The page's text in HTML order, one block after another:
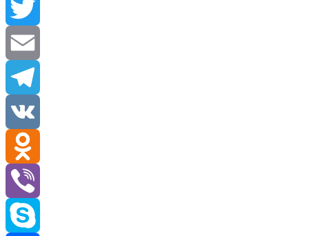
Facebook
Twitter
Email
Telegram
VK
Odnoklassniki
Viber